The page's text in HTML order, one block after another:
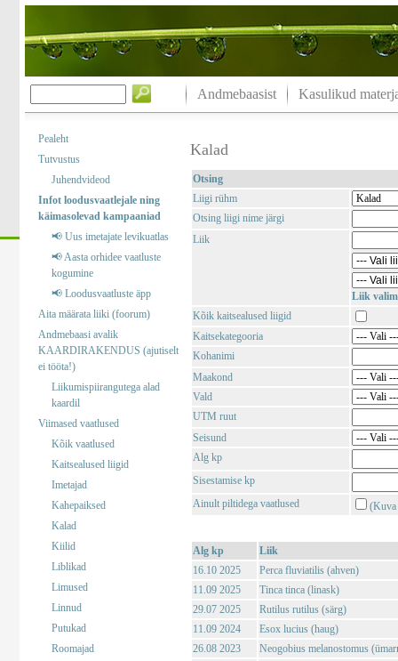
Andmebaasist Kasulikud
Pealeht
Tutvustus
Juhendvideod
Infot loodusvaatlejale ning
käimasolevad kampaaniad
📢 Uus imetajate levikuatlas
📢 Aasta orhidee vaatluste
kogumine
📢 Loodusvaatluste äpp
Aita määrata liiki (foorum)
Andmebaasi avalik
KAARDIRAKENDUS (ajutiselt
ei tööta!)
Liikumispiirangutega alad
kaardil
Viimased vaatlused
Kõik vaatlused
Kaitsealused liigid
Imetajad
Kahepaiksed
Kalad
Kiilid
Liblikad
Limused
Linnud
Putukad
Roomajad
Kalad
Otsing
Liigi rühm
Otsing liigi nime järgi
Liik
Liik
Kõik kaitsealused liigid
Kaitsekategooria
Kohanimi
Maakond
Vald
UTM ruut
Seisund
Alg kp
Sisestamise kp
Ainult piltidega vaatlused
(Kuva
Alg kp
Liik
16.10 2025
Perca fluviatilis (ahven)
11.09 2025
Tinca tinca (linask)
29.07 2025
Rutilus rutilus (särg)
11.09 2024
Esox lucius (haug)
26.08 2023
Neogobius melanostomus